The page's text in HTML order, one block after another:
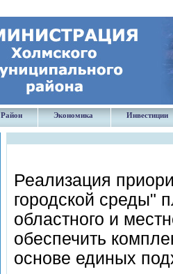
Район Экономика Инвестиции
Реализация
городской среды"
областного и
обеспечить
основе единых